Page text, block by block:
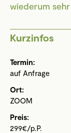
wiederum
Kurzinfos
Termin:
auf Anfrage
Ort:
ZOOM
Preis:
299€/p.P.